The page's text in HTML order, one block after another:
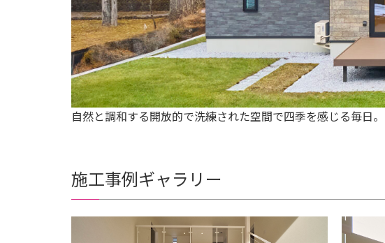
自然と調和する開放的で洗練された空間で四季を感じる毎日
施工事例ギャラリー